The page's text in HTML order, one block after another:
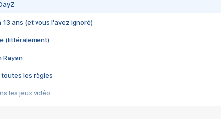
13 ans (et vous l'avez ignoré)
(littéralement)
Rayan
toutes les règles
les jeux vidéo